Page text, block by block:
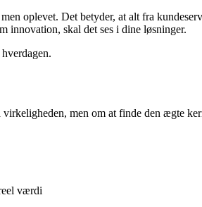
oplevet. Det betyder, at alt fra
innovation, skal det ses i dine løsninger.
men om at finde den ægte
værdi